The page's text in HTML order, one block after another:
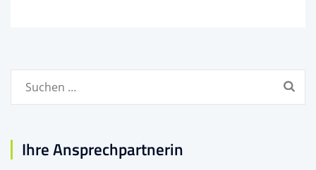
Ihre Ansprechpartnerin